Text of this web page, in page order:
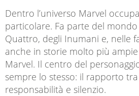
Dentro l’universo Marvel
particolare. Fa parte del
Quattro, degli Inumani e, nelle
anche in storie molto più
Marvel. Il centro del
sempre lo stesso: il rapporto
responsabilità e silenzio.